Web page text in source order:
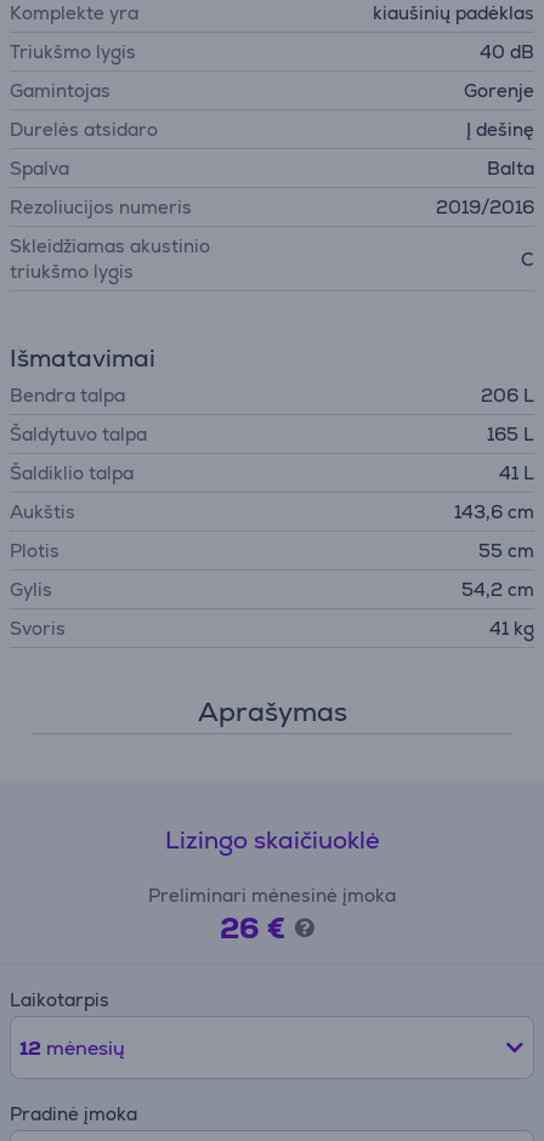
Komplekte yra
kiaušinių padėklas
Triukšmo lygis
40 dB
Gamintojas
Gorenje
Durelės atsidaro
Į dešinę
Spalva
Balta
Rezoliucijos numeris
2019/2016
Skleidžiamas akustinio
triukšmo lygis
C
Išmatavimai
Bendra talpa
206 L
Šaldytuvo talpa
165 L
Šaldiklio talpa
41 L
Aukštis
143,6 cm
Plotis
55 cm
Gylis
54,2 cm
Svoris
41 kg
Aprašymas
Lizingo skaičiuoklė
Preliminari mėnesinė įmoka
26 €
Laikotarpis
12 mėnesių
Pradinė įmoka